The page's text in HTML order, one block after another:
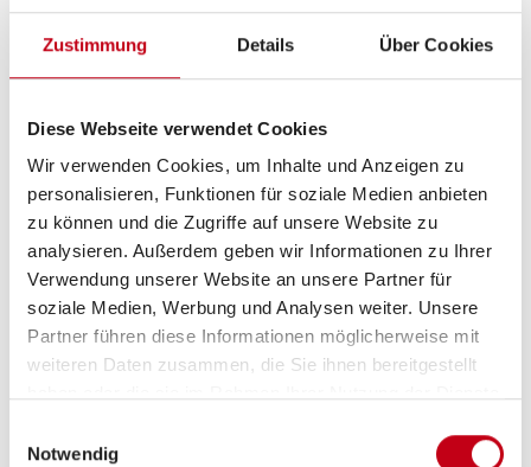
Zustimmung Details Über Cookies
Diese Webseite verwendet Cookies
Wir verwenden Cookies, um Inhalte und Anzeigen zu
personalisieren, Funktionen für soziale Medien anbieten
zu können und die Zugriffe auf unsere Website zu
analysieren. Außerdem geben wir Informationen zu Ihrer
Verwendung unserer Website an unsere Partner für
soziale Medien, Werbung und Analysen weiter. Unsere
Partner führen diese Informationen möglicherweise mit
weiteren Daten zusammen, die Sie ihnen bereitgestellt
Notwendig
Antischlingersystem
Küche